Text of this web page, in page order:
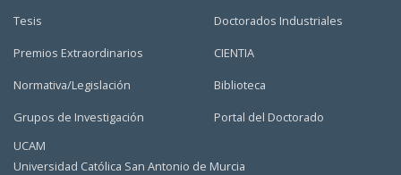
Tesis
Premios Extraordinarios
Normativa/Legislación
Grupos de Investigación
Doctorados Industriales
CIENTIA
Biblioteca
Portal del Doctorado
UCAM
Universidad Católica San Antonio de Murcia